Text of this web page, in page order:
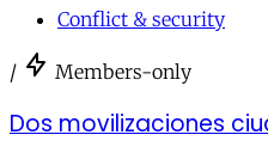
Conflict & security
/ Members-only
Dos movilizaciones